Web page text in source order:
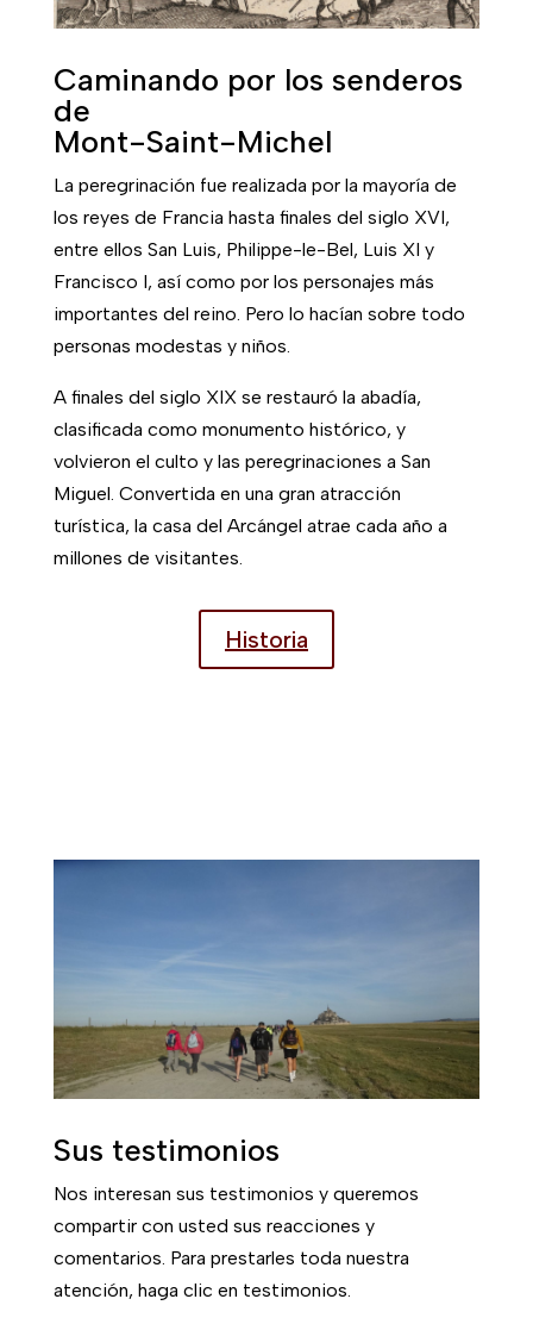
Caminando por los senderos
de
Mont-Saint-Michel
La peregrinación fue realizada por la mayoría de
los reyes de Francia hasta finales del siglo XVI,
entre ellos San Luis, Philippe-le-Bel, Luis XI y
Francisco I, así como por los personajes más
importantes del reino. Pero lo hacían sobre todo
personas modestas y niños.
A finales del siglo XIX se restauró la abadía,
clasificada como monumento histórico, y
volvieron el culto y las peregrinaciones a San
Miguel. Convertida en una gran atracción
turística, la casa del Arcángel atrae cada año a
millones de visitantes.
Historia
Sus testimonios
Nos interesan sus testimonios y queremos
compartir con usted sus reacciones y
comentarios. Para prestarles toda nuestra
atención, haga clic en testimonios.